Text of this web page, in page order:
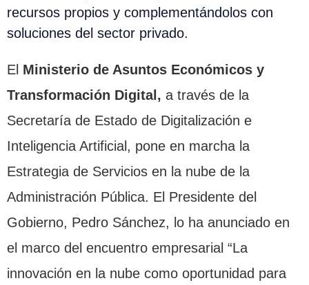
recursos propios y complementándolos con
soluciones del sector privado.
El Ministerio de Asuntos Económicos y
Transformación Digital, a través de la
Secretaría de Estado de Digitalización e
Inteligencia Artificial, pone en marcha la
Estrategia de Servicios en la nube de la
Administración Pública. El Presidente del
Gobierno, Pedro Sánchez, lo ha anunciado en
el marco del encuentro empresarial “La
innovación en la nube como oportunidad para